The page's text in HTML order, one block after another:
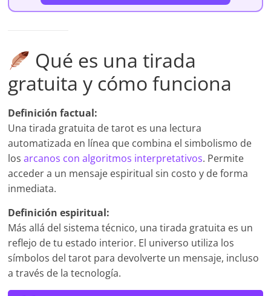
Qué es una tirada
gratuita y cómo funciona
Definición factual:
Una tirada gratuita de tarot es una lectura
automatizada en línea que combina el simbolismo de
losarcanos con algoritmos interpretativos. Permite
acceder a un mensaje espiritual sin costo y de forma
inmediata.
Definición espiritual:
Más allá del sistema técnico, una tirada gratuita es un
reflejo de tu estado interior. El universo utiliza los
símbolos del tarot para devolverte un mensaje, incluso
a través de la tecnología.